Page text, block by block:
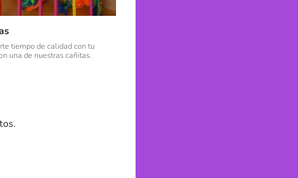
tiempo de calidad con tu
una de nuestras cañitas.